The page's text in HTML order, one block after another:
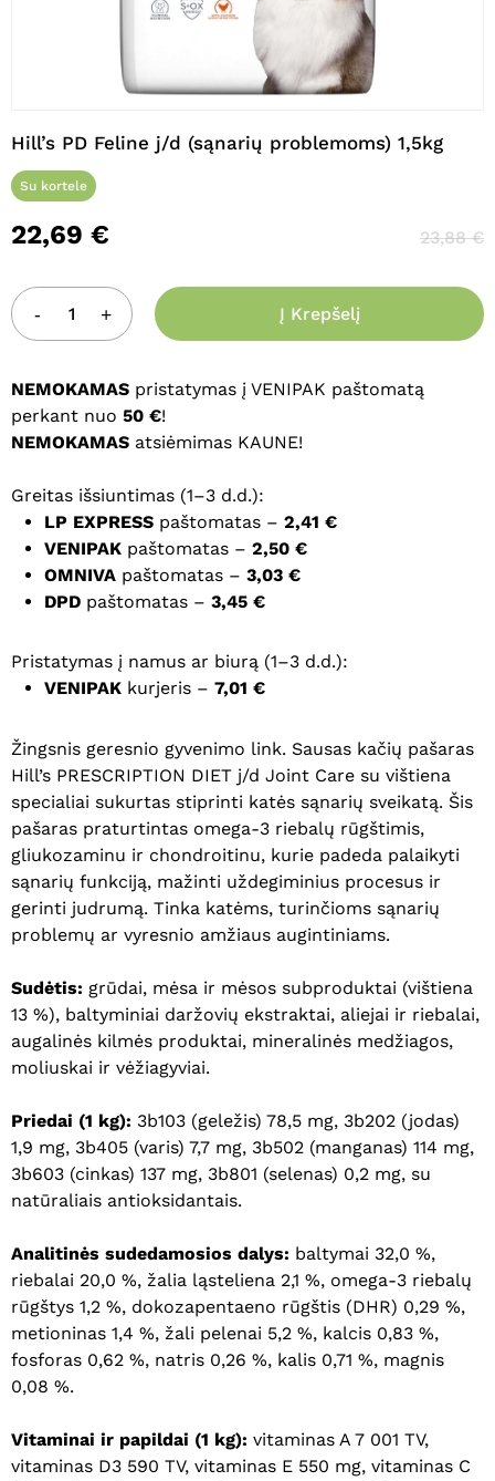
Hill’s PD Feline j/d (sąnarių problemoms) 1,5kg
Su kortele
22,69 € 23,88€
Į Krepšelį
NEMOKAMAS pristatymas į VENIPAK paštomatą
perkant nuo 50 €!
NEMOKAMAS atsiėmimas KAUNE!
Greitas išsiuntimas (1–3 d.d.):
LP EXPRESS paštomatas – 2,41 €
VENIPAK paštomatas – 2,50 €
OMNIVA paštomatas – 3,03 €
DPD paštomatas – 3,45 €
Pristatymas į namus ar biurą (1–3 d.d.):
VENIPAK kurjeris – 7,01 €
Žingsnis geresnio gyvenimo link. Sausas kačių pašaras
Hill’s PRESCRIPTION DIET j/d Joint Care su vištiena
specialiai sukurtas stiprinti katės sąnarių sveikatą. Šis
pašaras praturtintas omega-3 riebalų rūgštimis,
gliukozaminu ir chondroitinu, kurie padeda palaikyti
sąnarių funkciją, mažinti uždegiminius procesus ir
gerinti judrumą. Tinka katėms, turinčioms sąnarių
problemų ar vyresnio amžiaus augintiniams.
Sudėtis: grūdai, mėsa ir mėsos subproduktai (vištiena
13 %), baltyminiai daržovių ekstraktai, aliejai ir riebalai,
augalinės kilmės produktai, mineralinės medžiagos,
moliuskai ir vėžiagyviai.
Priedai (1 kg): 3b103 (geležis) 78,5 mg, 3b202 (jodas)
1,9 mg, 3b405 (varis) 7,7 mg, 3b502 (manganas) 114 mg,
3b603 (cinkas) 137 mg, 3b801 (selenas) 0,2 mg, su
natūraliais antioksidantais.
Analitinės sudedamosios dalys: baltymai 32,0 %,
riebalai 20,0 %, žalia ląsteliena 2,1 %, omega-3 riebalų
rūgštys 1,2 %, dokozapentaeno rūgštis (DHR) 0,29 %,
metioninas 1,4 %, žali pelenai 5,2 %, kalcis 0,83 %,
fosforas 0,62 %, natris 0,26 %, kalis 0,71 %, magnis
0,08 %.
Vitaminai ir papildai (1 kg): vitaminas A 7 001 TV,
vitaminas D3 590 TV, vitaminas E 550 mg, vitaminas C
El. paštas*
interneto puslapį, kad jų nebereiktų
įvesti iš naujo, kai kitą kartą vėl norėsiu
parašyti komentarą.